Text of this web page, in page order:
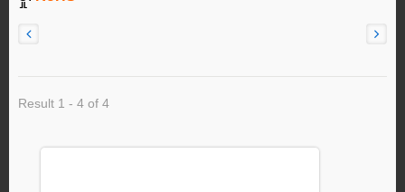
Result 1 - 4 of 4